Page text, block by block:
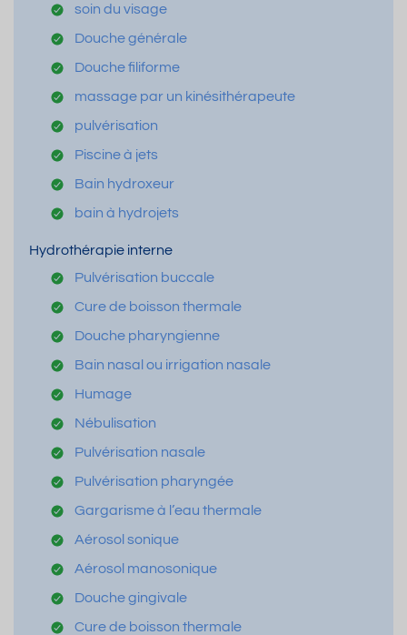
soin du visage
Douche générale
Douche filiforme
massage par un kinésithérapeute
pulvérisation
Piscine à jets
Bain hydroxeur
bain à hydrojets
Hydrothérapie interne
Pulvérisation buccale
Cure de boisson thermale
Douche pharyngienne
Bain nasal ou irrigation nasale
Humage
Nébulisation
Pulvérisation nasale
Pulvérisation pharyngée
Gargarisme à l’eau thermale
Aérosol sonique
Aérosol manosonique
Douche gingivale
Cure de boisson thermale